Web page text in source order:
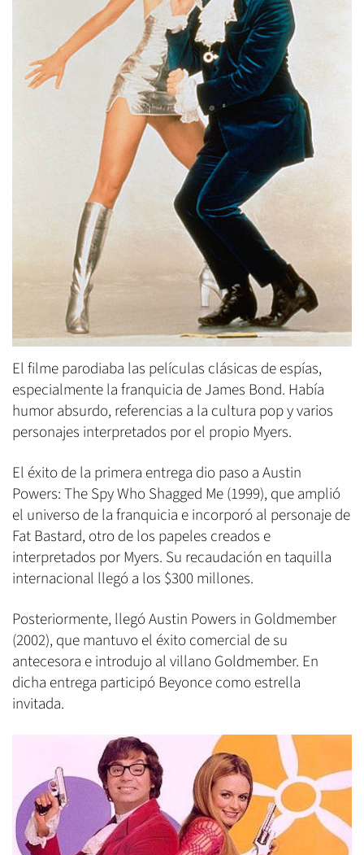
El filme parodiaba las películas clásicas de espías,
especialmente la franquicia de James Bond. Había
humor absurdo, referencias a la cultura pop y varios
personajes interpretados por el propio Myers.
El éxito de la primera entrega dio paso a Austin
Powers: The Spy Who Shagged Me (1999), que amplió
el universo de la franquicia e incorporó al personaje de
Fat Bastard, otro de los papeles creados e
interpretados por Myers. Su recaudación en taquilla
internacional llegó a los $300 millones.
Posteriormente, llegó Austin Powers in Goldmember
(2002), que mantuvo el éxito comercial de su
antecesora e introdujo al villano Goldmember. En
dicha entrega participó Beyonce como estrella
invitada.